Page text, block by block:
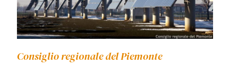
Consiglio regionale del Piemonte